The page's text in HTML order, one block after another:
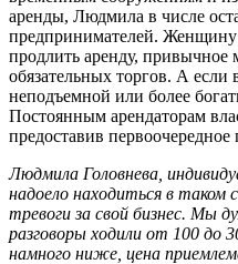
аренды, Людмила в числе
предпринимателей.
продлить аренду, привычное
обязательных торгов. А если
неподъемной или более
Постоянным арендаторам
предоставив
Людмила Головнева,
надоело находиться в таком
тревоги за свой бизнес. Мы
разговоры ходили от 100 до
намного ниже, цена